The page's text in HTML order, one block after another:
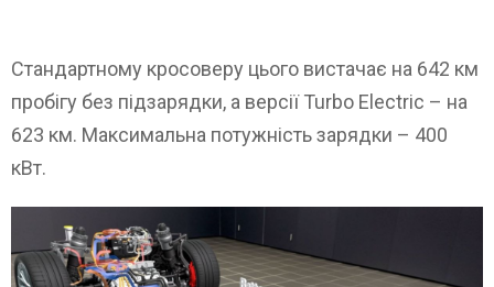
Стандартному кросоверу цього вистачає на 642 км
пробігу без підзарядки, а версії Turbo Electric – на
623 км. Максимальна потужність зарядки – 400
кВт.